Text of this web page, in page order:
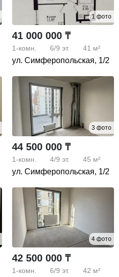
1 фото
41 000 000 ₸
1-комн. 6/9 эт. 41 м²
ул. Симферопольская, 1/2
3 фото
44 500 000 ₸
1-комн. 4/9 эт. 45 м²
ул. Симферопольская, 1/2
4 фото
42 500 000 ₸
1-комн. 6/9 эт. 42 м²